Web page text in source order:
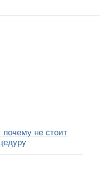
почему не стоит